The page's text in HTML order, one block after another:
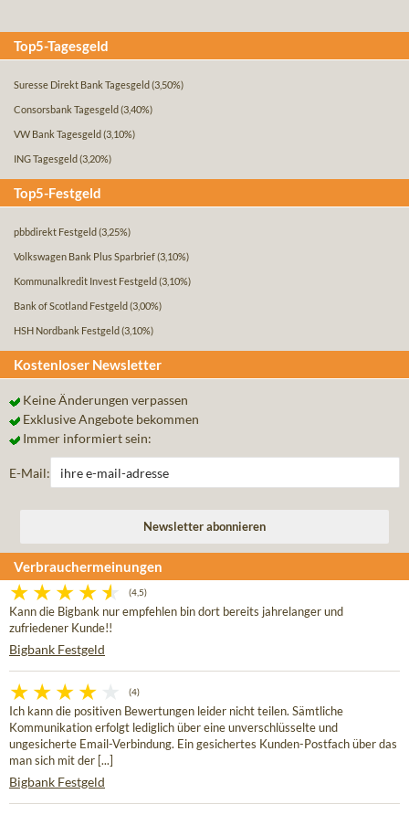
Top5-Tagesgeld
Suresse Direkt Bank Tagesgeld (3,50%)
Consorsbank Tagesgeld (3,40%)
VW Bank Tagesgeld (3,10%)
ING Tagesgeld (3,20%)
Top5-Festgeld
pbbdirekt Festgeld (3,25%)
Volkswagen Bank Plus Sparbrief(3,10%)
Kommunalkredit Invest Festgeld (3,10%)
Bank of Scotland Festgeld (3,00%)
HSH Nordbank Festgeld (3,10%)
Kostenloser Newsletter
Keine Änderungen verpassen
Exklusive Angebote bekommen
Immer informiert sein:
E-Mail:
Verbrauchermeinungen
(4,5)
Kann die Bigbank nur empfehlen bin dort bereits jahrelanger und
zufriedener Kunde!!
Bigbank Festgeld
(4)
Ich kann die positiven Bewertungen leider nicht teilen. Sämtliche
Kommunikation erfolgt lediglich über eine unverschlüsselte und
ungesicherte Email-Verbindung. Ein gesichertes Kunden-Postfach über das
man sich mit der [...]
Bigbank Festgeld